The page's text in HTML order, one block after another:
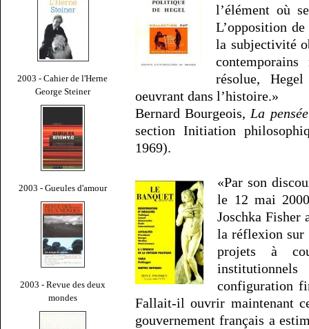
2003 - Cahier de l'Herne
George Steiner
2003 - Gueules d'amour
2003 - Revue des deux
mondes
l’élément où
L’opposition
la subjectivité
résolue,
oeuvrant dans l’histoire.»
Bernard Bourgeois, La
section Initiation
1969).
«Par son
le 12 mai
Joschka Fisher
la réflexion sur
projets à
configuration
Fallait-il ouvrir maintenant
gouvernement français a